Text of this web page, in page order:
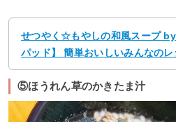
せつやく☆もやしの和風スープ
パッド】 簡単おいしいみんなの
⑤ほうれん草のかきたま汁